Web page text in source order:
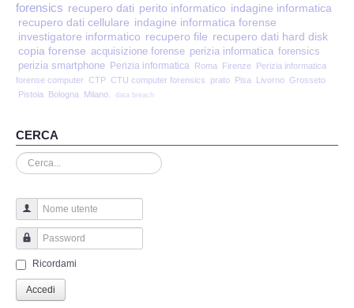
Perizia Cloud
Perizia E-mail
Perizia Truffa Banca e Online
Perizia Dash Cam
Perizia Controllo lavoratori
Perizia Chat WhatsApp,Telegram
Perizia DVR
forensics recupero dati perito informatico indagine informatica
recupero dati cellulare indagine informatica forense
investigatore informatico recupero file recupero dati hard disk
copia forense acquisizione forense perizia informatica forensics
perizia smartphone Perizia informatica Roma Firenze Perizia informatica
forense computer CTP CTU computer forensics prato Pisa Livorno Grosseto
Pistoia
Bologna Milano. data breach
CERCA
Cerca...
Nome utente
Password
Ricordami
Accedi